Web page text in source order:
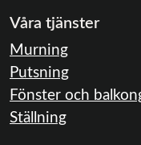
Våra tjänster
Murning
Putsning
Fönster och
Ställning